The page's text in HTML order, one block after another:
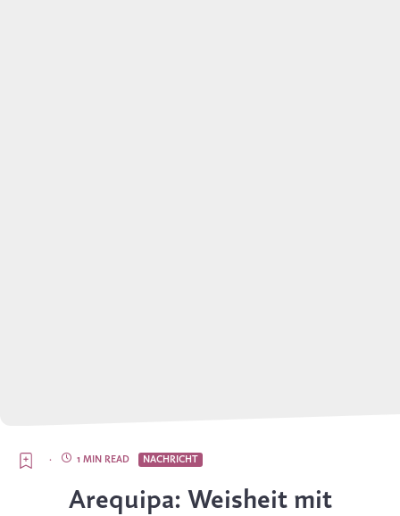
NACHRICHT
1 MIN READ
·
Arequipa: Weisheit mit